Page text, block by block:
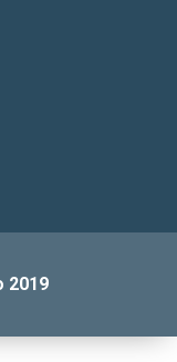
2019